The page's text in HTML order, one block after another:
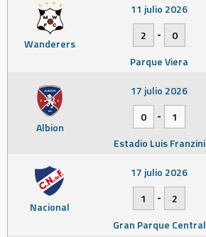
Wanderers
11 julio 2026
2
-
0
Parque Viera
Albion
17 julio 2026
0
-
1
Estadio Luis Franzini
Nacional
17 julio 2026
1
-
2
Gran Parque Central